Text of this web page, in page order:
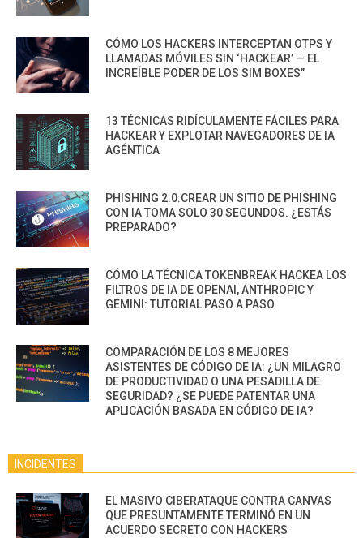
CÓMO LOS HACKERS INTERCEPTAN OTPS Y
LLAMADAS MÓVILES SIN ‘HACKEAR’ — EL
INCREÍBLE PODER DE LOS SIM BOXES”
13 TÉCNICAS RIDÍCULAMENTE FÁCILES PARA
HACKEAR Y EXPLOTAR NAVEGADORES DE IA
AGÉNTICA
PHISHING 2.0:CREAR UN SITIO DE PHISHING
CON IA TOMA SOLO 30 SEGUNDOS. ¿ESTÁS
PREPARADO?
CÓMO LA TÉCNICA TOKENBREAK HACKEA LOS
FILTROS DE IA DE OPENAI, ANTHROPIC Y
GEMINI: TUTORIAL PASO A PASO
COMPARACIÓN DE LOS 8 MEJORES
ASISTENTES DE CÓDIGO DE IA: ¿UN MILAGRO
DE PRODUCTIVIDAD O UNA PESADILLA DE
SEGURIDAD? ¿SE PUEDE PATENTAR UNA
APLICACIÓN BASADA EN CÓDIGO DE IA?
INCIDENTES
EL MASIVO CIBERATAQUE CONTRA CANVAS
QUE PRESUNTAMENTE TERMINÓ EN UN
ACUERDO SECRETO CON HACKERS